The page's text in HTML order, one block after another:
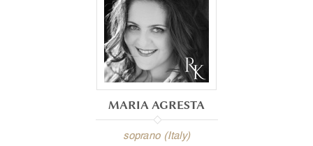
MARIA AGRESTA
soprano (Italy)